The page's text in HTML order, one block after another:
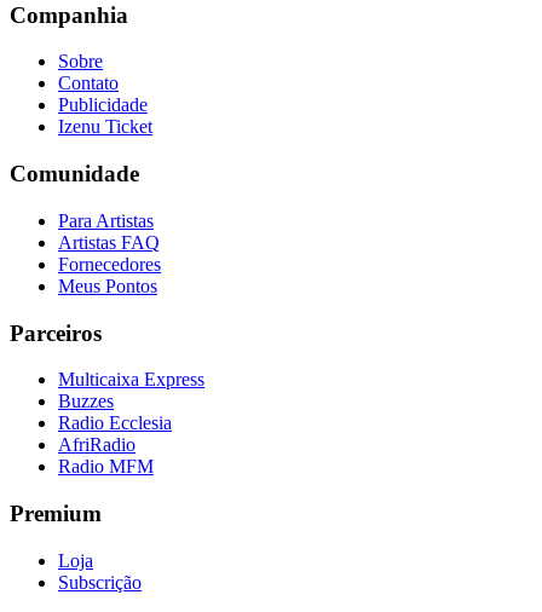
Companhia
Sobre
Contato
Publicidade
Izenu Ticket
Comunidade
Para Artistas
Artistas FAQ
Fornecedores
Meus Pontos
Parceiros
Multicaixa Express
Buzzes
Radio Ecclesia
AfriRadio
Radio MFM
Premium
Loja
Subscrição